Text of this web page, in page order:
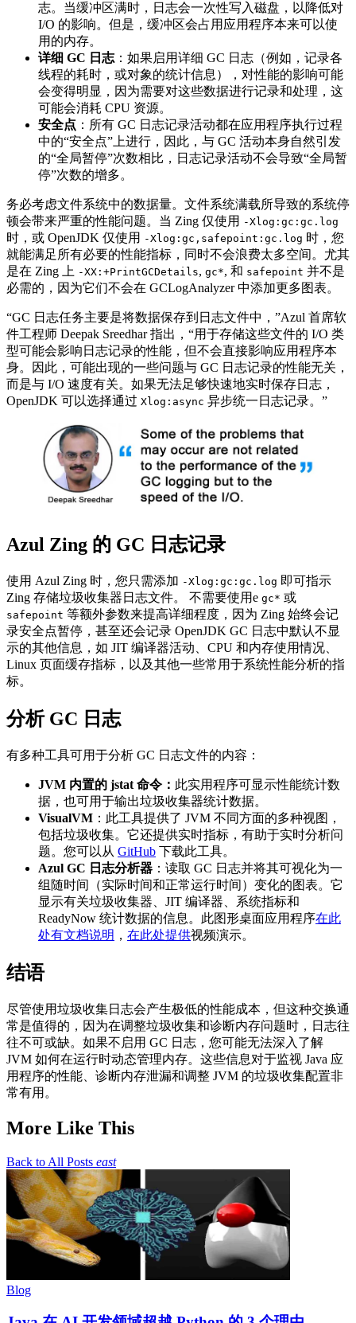
志。当缓冲区满时，日志会一次性写入磁盘，以降低对
I/O 的影响。但是，缓冲区会占用应用程序本来可以使
用的内存。
详细 GC 日志 ：如果启用详细 GC 日志（例如，记录各
线程的耗时，或对象的统计信息），对性能的影响可能
会变得明显，因为需要对这些数据进行记录和处理，这
可能会消耗 CPU 资源。
安全点 ：所有 GC 日志记录活动都在应用程序执行过程
中的“安全点”上进行，因此，与 GC 活动本身自然引发
的“全局暂停”次数相比，日志记录活动不会导致“全局暂
停”次数的增多。
务必考虑文件系统中的数据量。文件系统满载所导致的系统停
顿会带来严重的性能问题。当 Zing 仅使用 -Xlog:gc:gc.log
时，或 OpenJDK 仅使用 -Xlog:gc,safepoint:gc.log 时，您
就能满足所有必要的性能指标，同时不会浪费太多空间。尤其
是在 Zing 上 -XX:+PrintGCDetails, gc*, 和 safepoint 并不是
必需的，因为它们不会在 GCLogAnalyzer 中添加更多图表。
“GC 日志任务主要是将数据保存到日志文件中，”Azul 首席软
件工程师 Deepak Sreedhar 指出，“用于存储这些文件的 I/O 类
型可能会影响日志记录的性能，但不会直接影响应用程序本
身。因此，可能出现的一些问题与 GC 日志记录的性能无关，
而是与 I/O 速度有关。如果无法足够快速地实时保存日志，
OpenJDK 可以选择通过 Xlog:async 异步统一日志记录。”
Azul Zing 的 GC 日志记录
使用 Azul Zing 时，您只需添加 -Xlog:gc:gc.log 即可指示
Zing 存储垃圾收集器日志文件。 不需要使用e gc* 或
safepoint 等额外参数来提高详细程度，因为 Zing 始终会记
录安全点暂停，甚至还会记录 OpenJDK GC 日志中默认不显
示的其他信息，如 JIT 编译器活动、CPU 和内存使用情况、
Linux 页面缓存指标，以及其他一些常用于系统性能分析的指
标。
分析 GC 日志
有多种工具可用于分析 GC 日志文件的内容：
JVM 内置的 jstat 命令： 此实用程序可显示性能统计数
据，也可用于输出垃圾收集器统计数据。
VisualVM ：此工具提供了 JVM 不同方面的多种视图，
包括垃圾收集。它还提供实时指标，有助于实时分析问
题。您可以从 GitHub 下载此工具。
Azul GC 日志分析器 ：读取 GC 日志并将其可视化为一
组随时间（实际时间和正常运行时间）变化的图表。它
显示有关垃圾收集器、JIT 编译器、系统指标和
ReadyNow 统计数据的信息。此图形桌面应用程序在此
处有文档说明 ， 在此处提供视频演示。
结语
尽管使用垃圾收集日志会产生极低的性能成本，但这种交换通
常是值得的，因为在调整垃圾收集和诊断内存问题时，日志往
往不可或缺。如果不启用 GC 日志，您可能无法深入了解
JVM 如何在运行时动态管理内存。这些信息对于监视 Java 应
用程序的性能、诊断内存泄漏和调整 JVM 的垃圾收集配置非
常有用。
More Like This
Back to All Posts east
Blog